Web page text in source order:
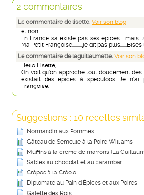
2 commentaires
Le commentaire de lisette. Voir son blog
et non....
En France sa existe pas ses
Ma Petit Françoise...........je dit pas
Le commentaire de laguillaumette. Voir son
Hello Lisette,
On voit qu'on approche tout doucement des
existait des épices à speculoos. Je n'ai
Françoise.
Suggestions : 10 recettes
Normandin aux Pommes
Gâteau de Semoule à la Poire Williams
Muffins à la crème de marrons (La
Sablés au chocolat et au carambar
Crêpes à la Créole
Diplomate au Pain d'Épices et aux Poires
Galette des Rois